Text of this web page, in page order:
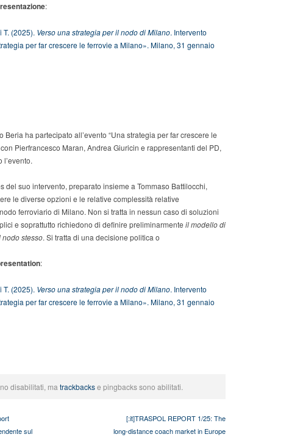
:
T. (2025). Verso una strategia per il nodo di Milano. Intervento
per far crescere le ferrovie a Milano». Milano, 31 gennaio
Beria ha partecipato all’evento “Una strategia per far crescere le
Pierfrancesco Maran, Andrea Giuricin e rappresentanti del PD,
l’evento.
del suo intervento, preparato insieme a Tommaso Battilocchi,
le diverse opzioni e le relative complessità relative
ferroviario di Milano. Non si tratta in nessun caso di soluzioni
e soprattutto richiedono di definire preliminarmente il modello di
stesso. Si tratta di una decisione politica o
:
T. (2025). Verso una strategia per il nodo di Milano. Intervento
per far crescere le ferrovie a Milano». Milano, 31 gennaio
disabilitati, ma trackbackse pingbacks sono abilitati.
sul
[:it]TRASPOL REPORT 1/25: The
long-distance coach market in Europe